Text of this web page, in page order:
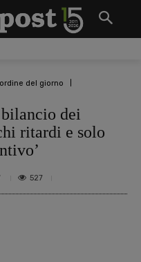
del giorno
dei
ritardi e solo
527